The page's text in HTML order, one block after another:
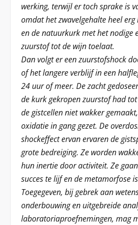
werking, terwijl er toch sprake is
omdat het zwavelgehalte heel erg
en de natuurkurk met het nodige
zuurstof tot de wijn toelaat.
Dan volgt er een zuurstofshock
of het langere verblijf in een
24 uur of meer. De zacht
de kurk gekropen zuurstof had
de gistcellen niet wakker
oxidatie in gang gezet. De
shockeffect ervan ervaren de
grote bedreiging. Ze worden
hun inertie door activiteit. Ze
succes te lijf en de metamorfose
Toegegeven, bij gebrek aan
onderbouwing en uitgebreide
laboratoriaproefnemingen, mag